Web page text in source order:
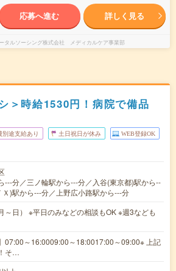
応募へ進む 詳しく見る
タルソーシング株式会社 メディカルケア事業部
＞時給1530円！病院で備品
別途支給あり 土日祝日が休み WEB登録OK
---分／三ノ輪駅から---分／入谷(東京都)駅から--
)駅から---分／上野広小路駅から---分
～日） ※平日のみなどの相談もOK ※週3なども
07:00～16:0009:00～18:0017:00～09:00※ 上記
そ…